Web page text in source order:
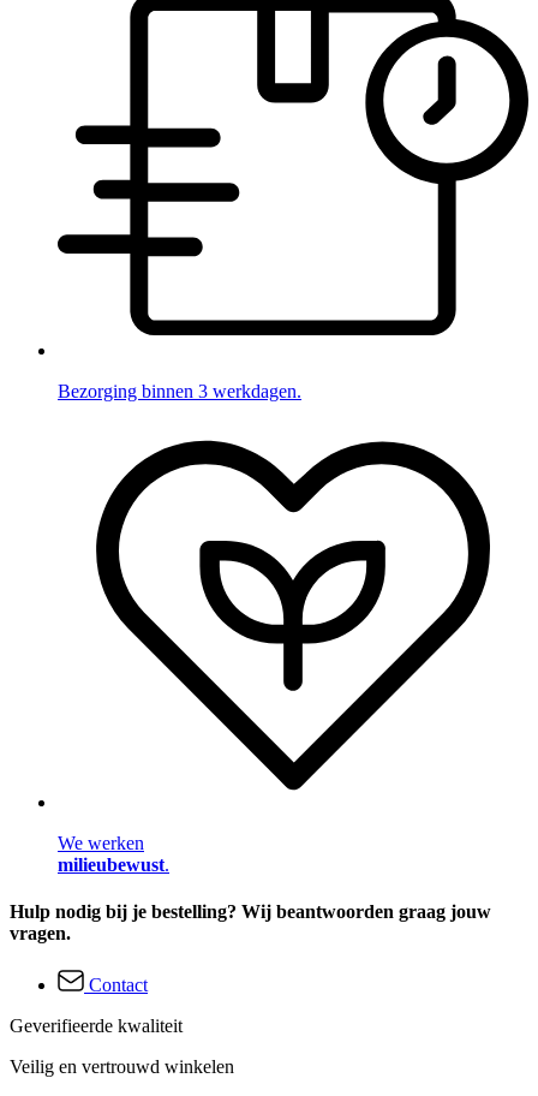
Bezorging binnen 3 werkdagen.
We werken
milieubewust.
Hulp nodig bij je bestelling? Wij beantwoorden graag jouw
vragen.
Contact
Geverifieerde kwaliteit
Veilig en vertrouwd winkelen